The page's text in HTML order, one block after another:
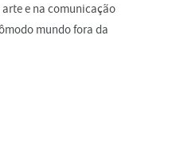
e na comunicação
mundo fora da